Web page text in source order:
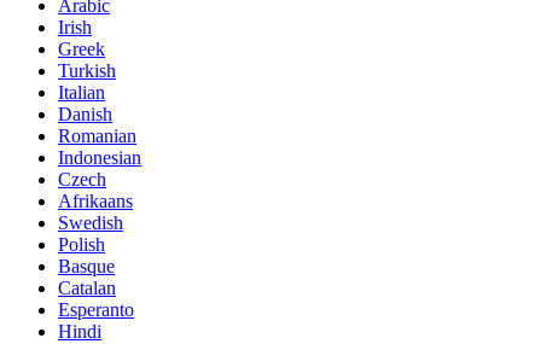
Arabic
Irish
Greek
Turkish
Italian
Danish
Romanian
Indonesian
Czech
Afrikaans
Swedish
Polish
Basque
Catalan
Esperanto
Hindi